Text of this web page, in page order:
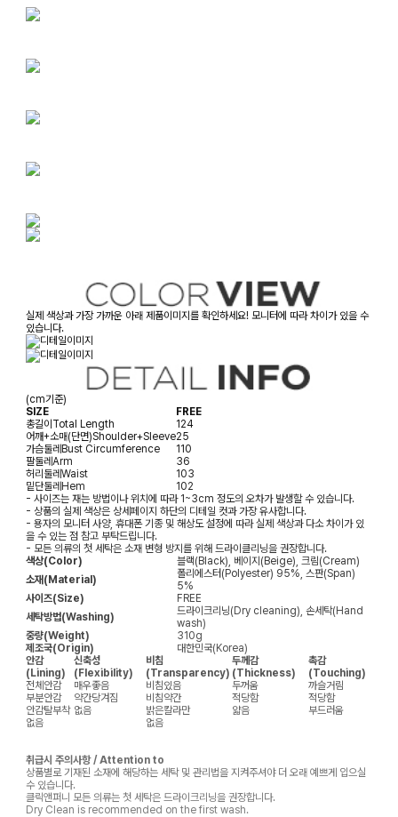
실제 색상과 가장 가까운 아래 제품이미지를 확인하세요! 모니터에 따라 차이가 있을 수
있습니다.
(cm기준)
SIZE
FREE
총길이Total Length
124
어깨+소매(단면)Shoulder+Sleeve25
가슴둘레Bust Circumference
110
팔둘레Arm
36
허리둘레Waist
103
밑단둘레Hem
102
- 사이즈는 재는 방법이나 위치에 따라 1~3cm 정도의 오차가 발생할 수 있습니다.
- 상품의 실제 색상은 상세페이지 하단의 디테일 컷과 가장 유사합니다.
- 용자의 모니터 사양, 휴대폰 기종 및 해상도 설정에 따라 실제 색상과 다소 차이가 있
을 수 있는 점 참고 부탁드립니다.
- 모든 의류의 첫 세탁은 소재 변형 방지를 위해 드라이클리닝을 권장합니다.
색상(Color)
블랙(Black), 베이지(Beige), 크림(Cream)
소재(Material)
폴리에스터(Polyester) 95%, 스판(Span)
5%
사이즈(Size)
FREE
세탁방법(Washing)
드라이크리닝(Dry cleaning), 손세탁(Hand
wash)
중량(Weight)
310g
제조국(Origin)
대한민국(Korea)
안감
(Lining)
신축성
(Flexibility)
비침
(Transparency)
두께감
(Thickness)
촉감
(Touching)
전체안감
매우좋음 비침있음 두꺼움
까슬거림
부분안감
약간당겨짐 비침약간 적당함
적당함
안감탈부착 없음 밝은칼라만 얇음
부드러움
없음
없음
취급시 주의사항 / Attention to
상품별로 기재된 소재에 해당하는 세탁 및 관리법을 지켜주셔야 더 오래 예쁘게 입으실
수 있습니다.
클릭앤퍼니 모든 의류는 첫 세탁은 드라이크리닝을 권장합니다.
Dry Clean is recommended on the first wash.